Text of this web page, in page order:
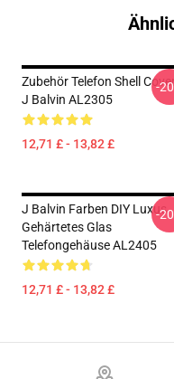
Zubehör Telefon Shell
J Balvin AL2305
12,71 £ - 13,82 £
-
J Balvin Farben DIY Luxus
Gehärtetes Glas
Telefongehäuse AL2405
12,71 £ - 13,82 £
-